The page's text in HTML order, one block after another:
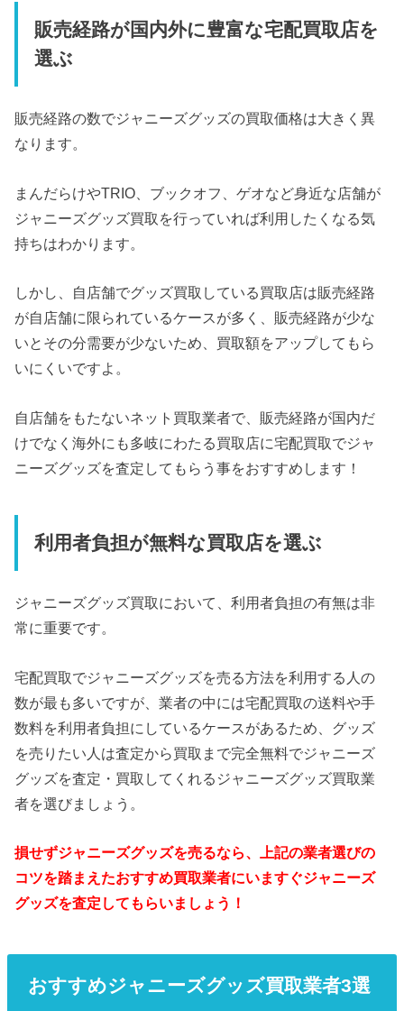
販売経路が国内外に豊富な宅配買取店を
選ぶ
販売経路の数でジャニーズグッズの買取価格は大きく異
なります。
まんだらけやTRIO、ブックオフ、ゲオなど身近な店舗が
ジャニーズグッズ買取を行っていれば利用したくなる気
持ちはわかります。
しかし、自店舗でグッズ買取している買取店は販売経路
が自店舗に限られているケースが多く、販売経路が少な
いとその分需要が少ないため、買取額をアップしてもら
いにくいですよ。
自店舗をもたないネット買取業者で、販売経路が国内だ
けでなく海外にも多岐にわたる買取店に宅配買取でジャ
ニーズグッズを査定してもらう事をおすすめします！
利用者負担が無料な買取店を選ぶ
ジャニーズグッズ買取において、利用者負担の有無は非
常に重要です。
宅配買取でジャニーズグッズを売る方法を利用する人の
数が最も多いですが、業者の中には宅配買取の送料や手
数料を利用者負担にしているケースがあるため、グッズ
を売りたい人は査定から買取まで完全無料でジャニーズ
グッズを査定・買取してくれるジャニーズグッズ買取業
者を選びましょう。
損せずジャニーズグッズを売るなら、上記の業者選びの
コツを踏まえたおすすめ買取業者にいますぐジャニーズ
グッズを査定してもらいましょう！
おすすめジャニーズグッズ買取業者3選